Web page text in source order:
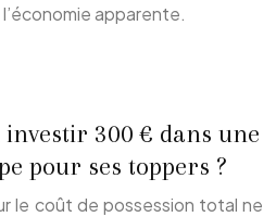
apparente.
300 € dans une
pour ses toppers ?
le coût de possession total ne